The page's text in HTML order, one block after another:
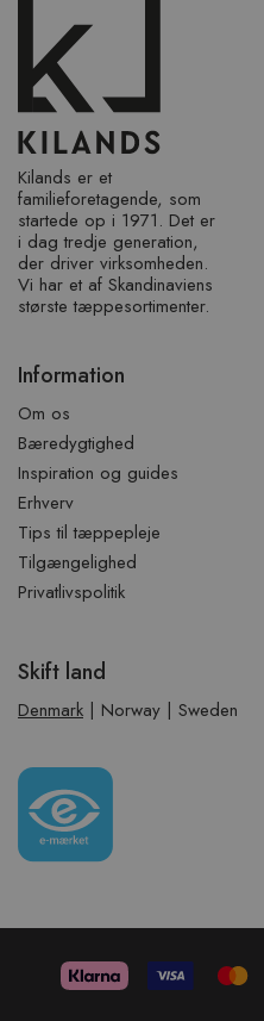
Kilands er et
familieforetagende, som
startede op i 1971. Det er
i dag tredje generation,
der driver virksomheden.
Vi har et af ​​Skandinaviens
største tæppesortimenter.
Information
Om os
Bæredygtighed
Inspiration og guides
Erhverv
Tips til tæppepleje
Tilgængelighed
Privatlivspolitik
Skift land
Denmark | Norway | Sweden